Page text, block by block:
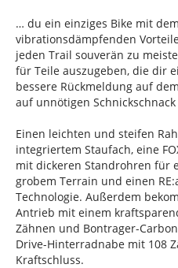
… du ein einziges Bike mit
vibrationsdämpfenden
jeden Trail souverän zu
für Teile auszugeben, die dir
bessere Rückmeldung auf
auf unnötigen
Einen leichten und steifen
integriertem Staufach, eine
mit dickeren Standrohren für
grobem Terrain und einen
Technologie. Außerdem
Antrieb mit einem
Zähnen und Bontrager-
Drive-Hinterradnabe mit 108
Kraftschluss.